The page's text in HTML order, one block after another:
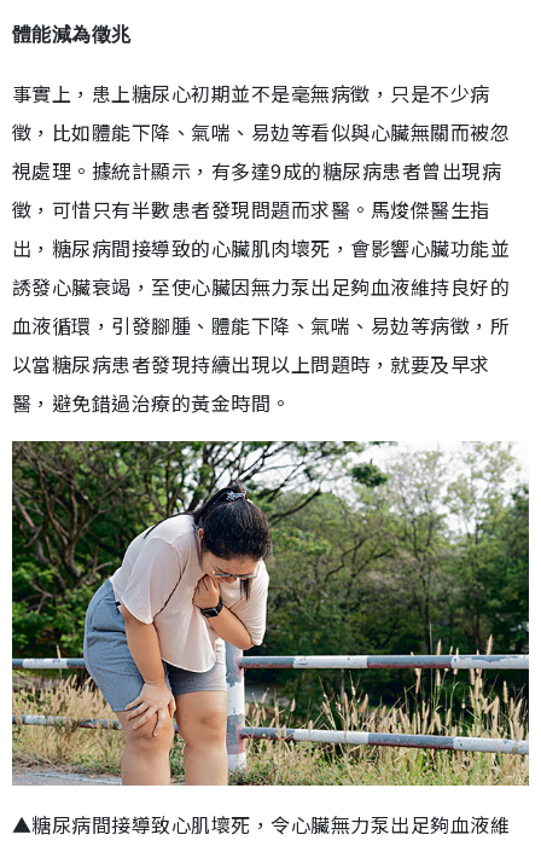
體能減為徵兆
事實上，患上糖尿心初期並不是毫無病徵，只是不少病
徵，比如體能下降、氣喘、易攰等看似與心臟無關而被忽
視處理。據統計顯示，有多達9成的糖尿病患者曾出現病
徵，可惜只有半數患者發現問題而求醫。馬焌傑醫生指
出，糖尿病間接導致的心臟肌肉壞死，會影響心臟功能並
誘發心臟衰竭，至使心臟因無力泵出足夠血液維持良好的
血液循環，引發腳腫、體能下降、氣喘、易攰等病徵，所
以當糖尿病患者發現持續出現以上問題時，就要及早求
醫，避免錯過治療的黃金時間。
▲糖尿病間接導致心肌壞死，令心臟無力泵出足夠血液維